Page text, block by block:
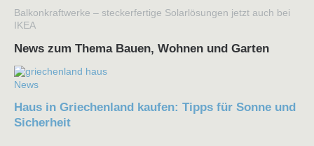
Balkonkraftwerke – steckerfertige Solarlösungen jetzt auch bei
IKEA
News zum Thema Bauen, Wohnen und Garten
News
Haus in Griechenland kaufen: Tipps für Sonne und
Sicherheit